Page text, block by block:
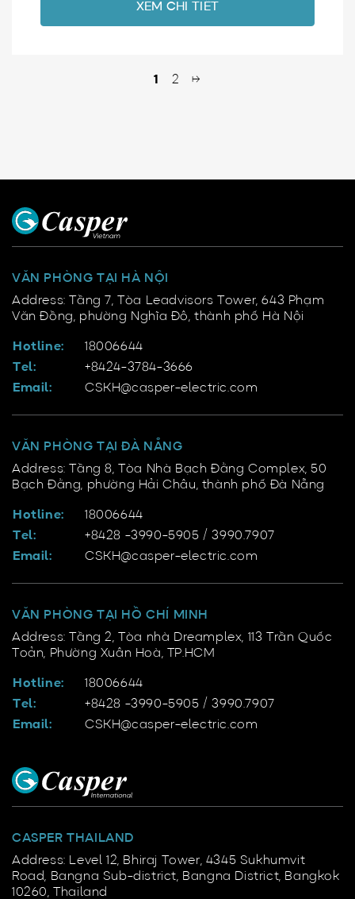
XEM CHI TIẾT
1 2 →
VĂN PHÒNG TẠI HÀ NỘI
Address: Tầng 7, Tòa Leadvisors Tower, 643 Phạm
Văn Đồng, phường Nghĩa Đô, thành phố Hà Nội
Hotline:
18006644
Tel:
+8424-3784-3666
Email:
CSKH@casper-electric.com
VĂN PHÒNG TẠI ĐÀ NẴNG
Address: Tầng 8, Tòa Nhà Bạch Đằng Complex, 50
Bạch Đằng, phường Hải Châu, thành phố Đà Nẵng
Hotline:
18006644
Tel:
+8428 -3990-5905 / 3990.7907
Email:
CSKH@casper-electric.com
VĂN PHÒNG TẠI HỒ CHÍ MINH
Address: Tầng 2, Tòa nhà Dreamplex, 113 Trần Quốc
Toản, Phường Xuân Hoà, TP.HCM
Hotline:
18006644
Tel:
+8428 -3990-5905 / 3990.7907
Email:
CSKH@casper-electric.com
CASPER THAILAND
Address: Level 12, Bhiraj Tower, 4345 Sukhumvit
Road, Bangna Sub-district, Bangna District, Bangkok
10260, Thailand